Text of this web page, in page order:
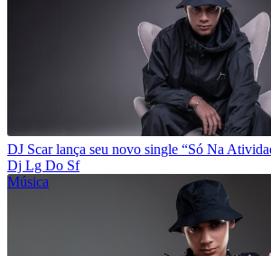
DJ Scar lança seu novo single “Só Na
Dj Lg Do Sf
Música